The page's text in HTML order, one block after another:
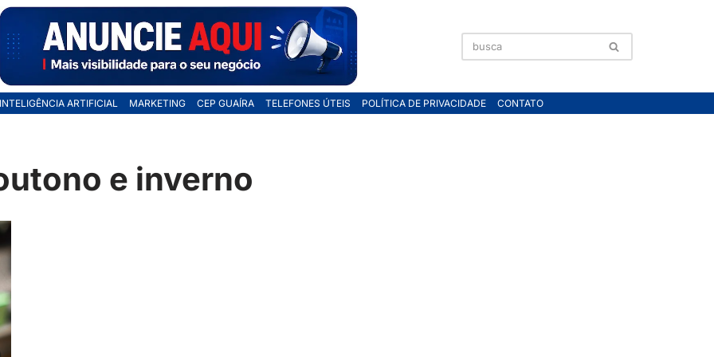
INTELIGÊNCIA ARTIFICIAL MARKETING CEP GUAÍRA TELEFONES ÚTEIS POLÍTICA DE PRIVACIDADE CONTATO
e inverno